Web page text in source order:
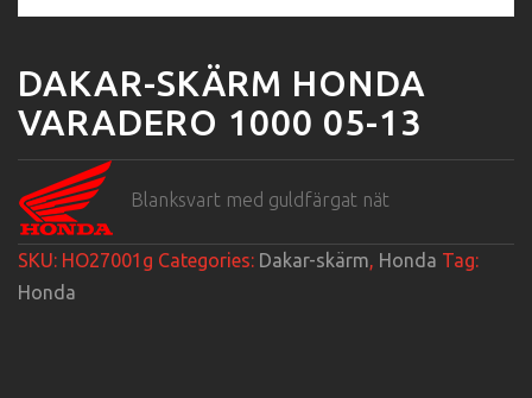
DAKAR-SKÄRM HONDA
VARADERO 1000 05-13
Blanksvart med guldfärgat nät
SKU: HO27001g Categories: Dakar-skärm, Honda Tag:
Honda